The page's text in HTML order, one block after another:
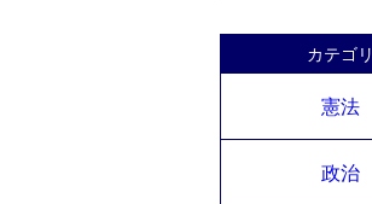
カテゴリ
憲法
政治